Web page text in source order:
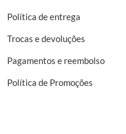
Política de entrega
Trocas e devoluções
Pagamentos e reembolso
Política de Promoções